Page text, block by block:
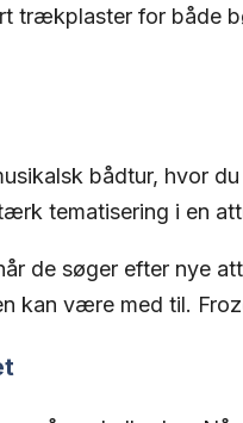
trækplaster for både
bådtur, hvor
tematisering i en
de søger efter nye
kan være med til.